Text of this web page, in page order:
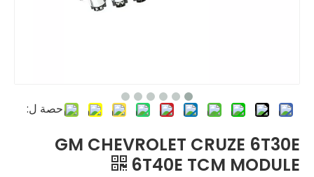
حصة ل:
GM CHEVROLET CRUZE 6T30E
6T40E TCM MODULE